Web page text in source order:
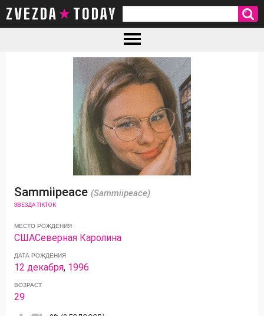
ZVEZDA TODAY
Sammiipeace (Sammiipeace)
ЗВЕЗДА TIKTOK
МЕСТО РОЖДЕНИЯ
СШАСеверная Каролина
ДАТА РОЖДЕНИЯ
12 декабря, 1996
ВОЗРАСТ
29